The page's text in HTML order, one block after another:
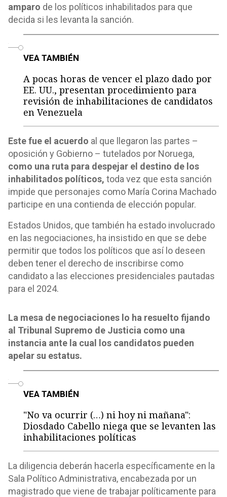
amparo de los políticos inhabilitados para que
decida si les levanta la sanción.
VEA TAMBIÉN
A pocas horas de vencer el plazo dado por
EE. UU., presentan procedimiento para
revisión de inhabilitaciones de candidatos
en Venezuela
Este fue el acuerdo al que llegaron las partes –
oposición y Gobierno – tutelados por Noruega,
como una ruta para despejar el destino de los
inhabilitados políticos, toda vez que esta sanción
impide que personajes como María Corina Machado
participe en una contienda de elección popular.
Estados Unidos, que también ha estado involucrado
en las negociaciones, ha insistido en que se debe
permitir que todos los políticos que así lo deseen
deben tener el derecho de inscribirse como
candidato a las elecciones presidenciales pautadas
para el 2024.
La mesa de negociaciones lo ha resuelto fijando
al Tribunal Supremo de Justicia como una
instancia ante la cual los candidatos pueden
apelar su estatus.
VEA TAMBIÉN
"No va ocurrir (…) ni hoy ni mañana":
Diosdado Cabello niega que se levanten las
inhabilitaciones políticas
La diligencia deberán hacerla específicamente en la
Sala Político Administrativa, encabezada por un
magistrado que viene de trabajar políticamente para